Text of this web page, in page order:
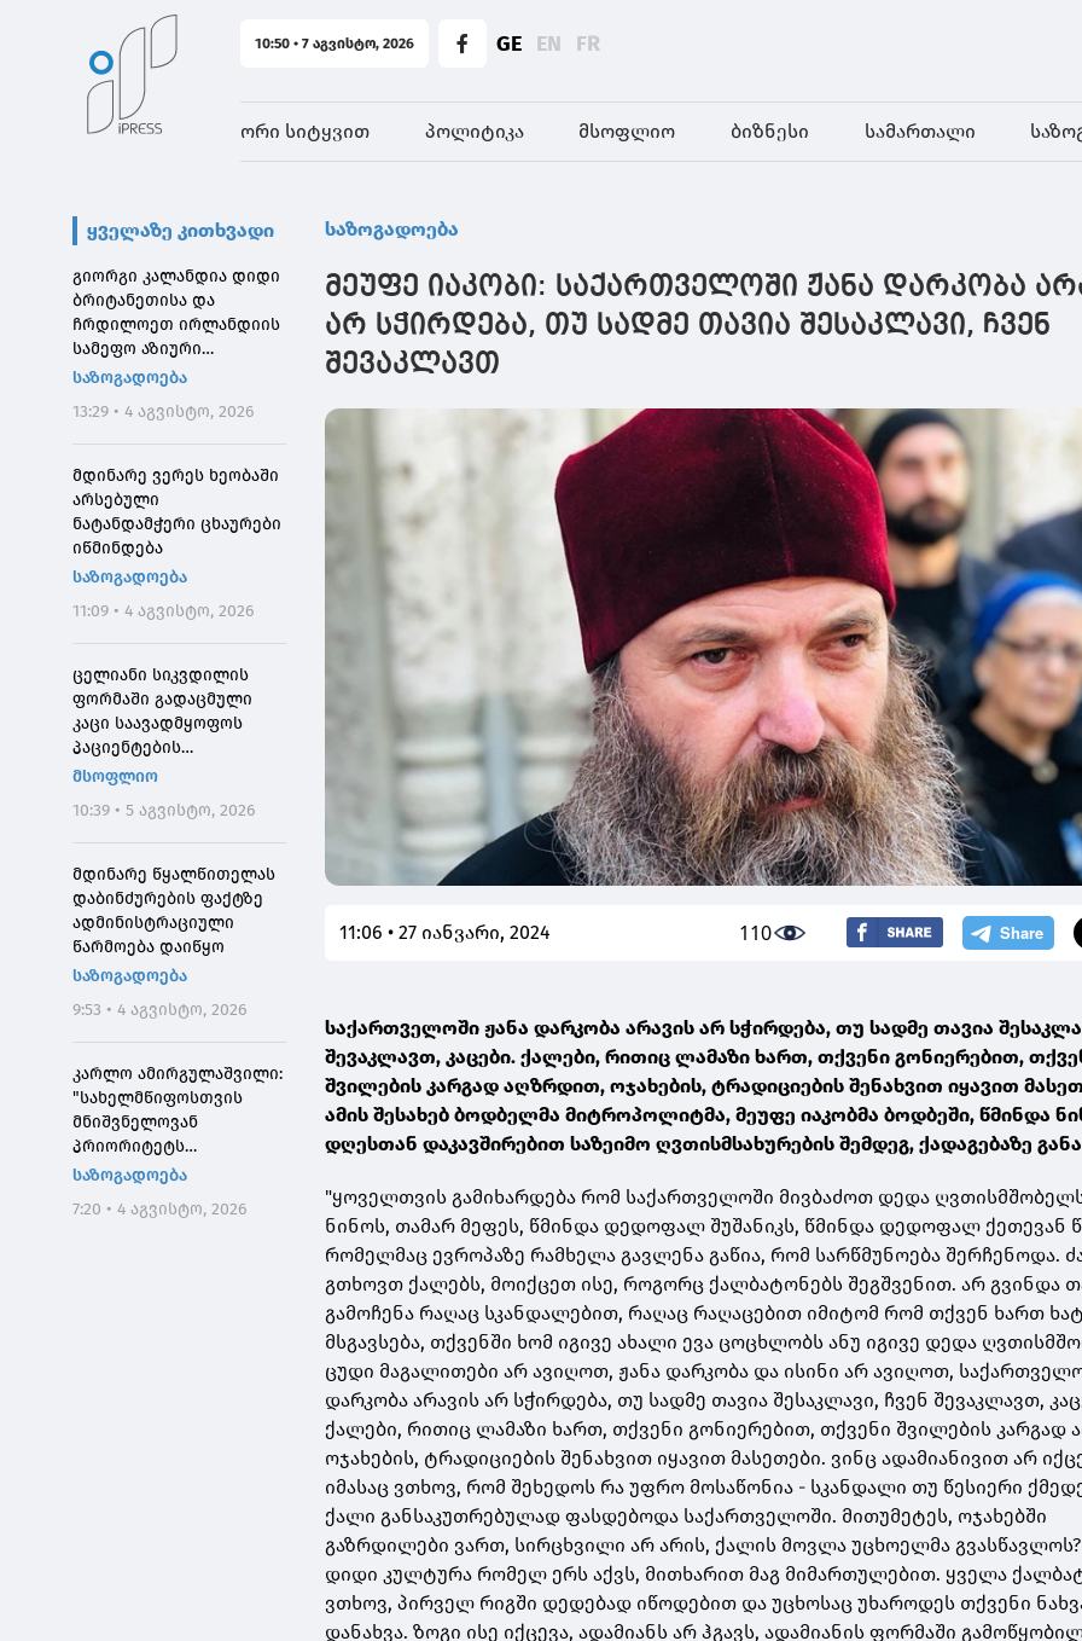
10:50 • 7 აგვისტო, 2026 GE EN FR
ორი სიტყვით პოლიტიკა მსოფლიო ბიზნესი სამართალი
ყველაზე კითხვადი
გიორგი კალანდია დიდი
ბრიტანეთისა და
ჩრდილოეთ ირლანდიის
სამეფო აზიური
საზოგადოების
საზოგადოება
13:29 • 4 აგვისტო, 2026
მდინარე ვერეს ხეობაში
არსებული
ნატანდამჭერი ცხაურები
იწმინდება
საზოგადოება
11:09 • 4 აგვისტო, 2026
ცელიანი სიკვდილის
ფორმაში გადაცმული
კაცი საავადმყოფოს
პაციენტების
შეშინებისთვის
მსოფლიო
10:39 • 5 აგვისტო, 2026
მდინარე წყალწითელას
დაბინძურების ფაქტზე
ადმინისტრაციული
წარმოება დაიწყო
საზოგადოება
9:53 • 4 აგვისტო, 2026
კარლო ამირგულაშვილი:
"სახელმწიფოსთვის
მნიშვნელოვან
პრიორიტეტს
საქართველოს ტყეების,
დეგრადირებული
საზოგადოება
7:20 • 4 აგვისტო, 2026
საზოგადოება
მეუფე იაკობი: საქართველოში ჟანა დარკობა
არ სჭირდება, თუ სადმე თავია შესაკლავი, ჩვენ
შევაკლავთ
11:06 • 27 იანვარი, 2024 110
საქართველოში ჟანა დარკობა არავის არ სჭირდება, თუ სადმე თავია
შევაკლავთ, კაცები. ქალები, რითიც ლამაზი ხართ, თქვენი გონიერებით,
შვილების კარგად აღზრდით, ოჯახების, ტრადიციების შენახვით იყავით
ამის შესახებ ბოდბელმა მიტროპოლიტმა, მეუფე იაკობმა ბოდბეში, წმინდა
დღესთან დაკავშირებით საზეიმო ღვთისმსახურების შემდეგ, ქადაგებაზე
"ყოველთვის გამიხარდება რომ საქართველოში მივბაძოთ დედა
ნინოს, თამარ მეფეს, წმინდა დედოფალ შუშანიკს, წმინდა დედოფალ ქეთევან
რომელმაც ევროპაზე რამხელა გავლენა გაწია, რომ სარწმუნოება შერჩენოდა.
გთხოვთ ქალებს, მოიქცეთ ისე, როგორც ქალბატონებს შეგშვენით. არ გვინდა
გამოჩენა რაღაც სკანდალებით, რაღაც რაღაცებით იმიტომ რომ თქვენ ხართ
მსგავსება, თქვენში ხომ იგივე ახალი ევა ცოცხლობს ანუ იგივე დედა
ცუდი მაგალითები არ ავიღოთ, ჟანა დარკობა და ისინი არ ავიღოთ,
დარკობა არავის არ სჭირდება, თუ სადმე თავია შესაკლავი, ჩვენ შევაკლავთ,
ქალები, რითიც ლამაზი ხართ, თქვენი გონიერებით, თქვენი შვილების კარგად
ოჯახების, ტრადიციების შენახვით იყავით მასეთები. ვინც ადამიანივით არ
იმასაც ვთხოვ, რომ შეხედოს რა უფრო მოსაწონია - სკანდალი თუ წესიერი
ქალი განსაკუთრებულად ფასდებოდა საქართველოში. მითუმეტეს, ოჯახებში
გაზრდილები ვართ, სირცხვილი არ არის, ქალის მოვლა უცხოელმა გვასწავლოს?
დიდი კულტურა რომელ ერს აქვს, მითხარით მაგ მიმართულებით. ყველა
ვთხოვ, პირველ რიგში დედებად იწოდებით და უცხოსაც უხაროდეს თქვენი
დანახვა. ზოგი ისე იქცევა, ადამიანს არ ჰგავს, ადამიანის ფორმაში